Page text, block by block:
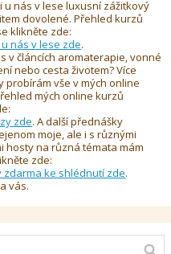
u nás v lese luxusní zážitkový
dovolené. Přehled kurzů
klikněte zde:
nás v lese zde.
v článcích aromaterapie, vonné
nebo cesta životem? Více
probírám vše v mých online
mých online kurzů
zde. A další přednášky
moje, ale i s různými
hosty na různá témata mám
zde:
zdarma ke shlédnutí zde.
vás.